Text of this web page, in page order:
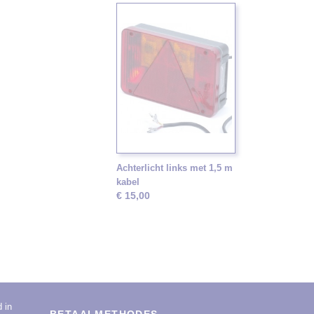
Achterlicht links met 1,5 m
kabel
€ 15,00
in